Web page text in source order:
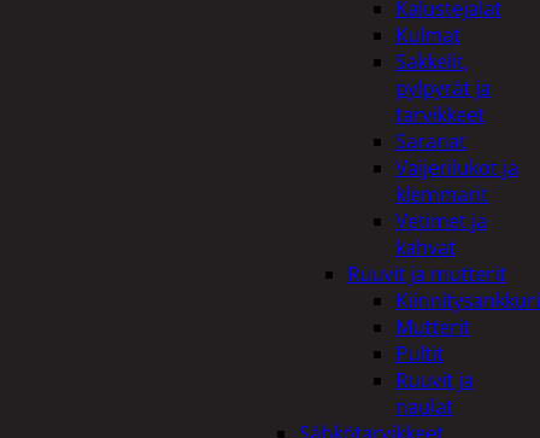
Kalustejalat
Kulmat
Sakkelit,
pylpyrät ja
tarvikkeet
Saranat
Vaijerilukot ja
klemmarit
Vetimet ja
kahvat
Ruuvit ja mutterit
Mutterit
Pultit
Ruuvit ja
naulat